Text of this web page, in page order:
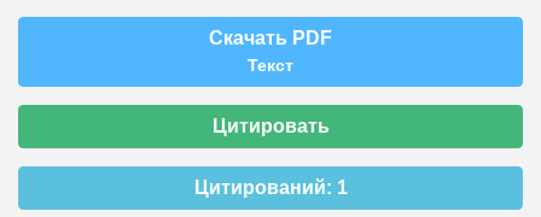
Скачать PDF
Текст
Цитировать
Цитирований: 1